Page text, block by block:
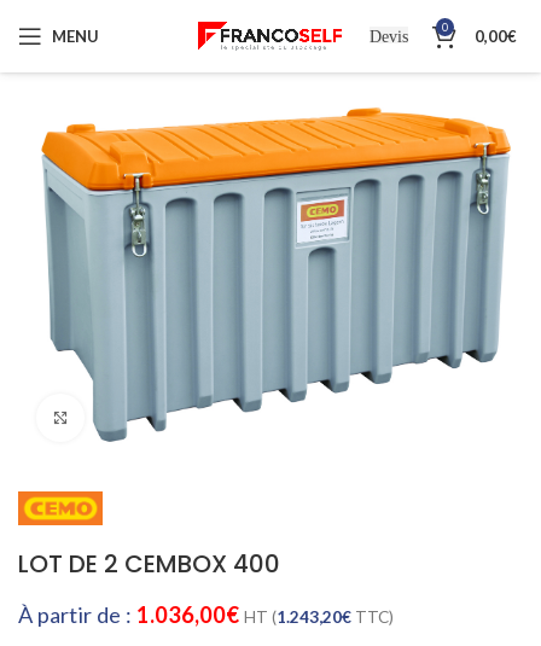
MENU Devis 0 0,00€
Cliquez pour agrandir
LOT DE 2 CEMBOX 400
À partir de : 1.036,00€ HT (1.243,20€ TTC)